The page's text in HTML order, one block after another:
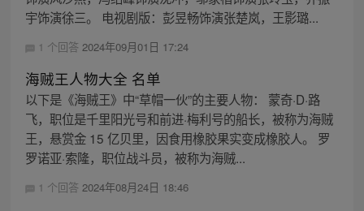
宇饰演徐三。 电视剧版：彭昱畅饰演张楚岚，王影璐...
1 个回答 2024年09月01日 17:24
海贼王人物大全 名单
以下是《海贼王》中“草帽一伙”的主要人物： 蒙奇·D·路
飞，职位是千里阳光号和前进·梅利号的船长，被称为海贼
王，悬赏金 15 亿贝里，因食用橡胶果实变成橡胶人。 罗
罗诺亚·索隆，职位战斗员，被称为海贼...
1 个回答 2024年08月24日 18:46